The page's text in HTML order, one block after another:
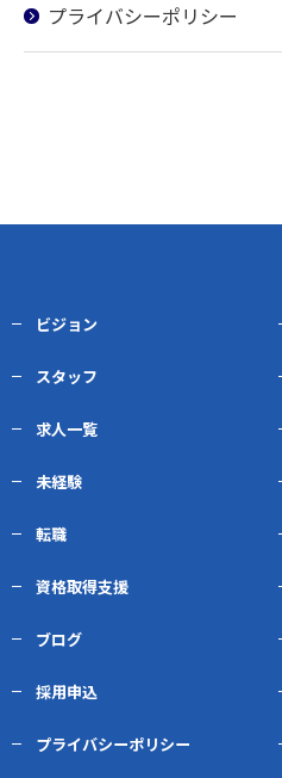
プライバシーポリシー
ビジョン
スタッフ
求人一覧
未経験
転職
資格取得支援
ブログ
採用申込
プライバシーポリシー